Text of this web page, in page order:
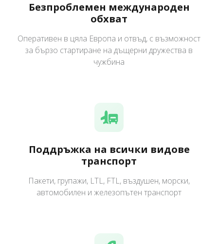
Безпроблемен международен
обхват
Оперативен в цяла Европа и отвъд, с възможност
за бързо стартиране на дъщерни дружества в
чужбина
Поддръжка на всички видове
транспорт
Пакети, групажи, LTL, FTL, въздушен, морски,
автомобилен и железопътен транспорт